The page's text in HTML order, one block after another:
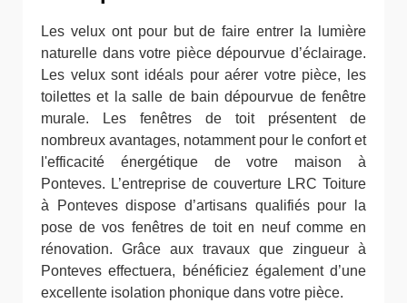
Les velux ont pour but de faire entrer la lumière
naturelle dans votre pièce dépourvue d’éclairage.
Les velux sont idéals pour aérer votre pièce, les
toilettes et la salle de bain dépourvue de fenêtre
murale. Les fenêtres de toit présentent de
nombreux avantages, notamment pour le confort et
l'efficacité énergétique de votre maison à
Ponteves. L’entreprise de couverture LRC Toiture
à Ponteves dispose d’artisans qualifiés pour la
pose de vos fenêtres de toit en neuf comme en
rénovation. Grâce aux travaux que zingueur à
Ponteves effectuera, bénéficiez également d’une
excellente isolation phonique dans votre pièce.